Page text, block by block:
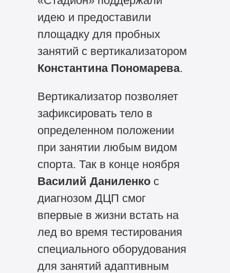
идею и предоставили
площадку для пробных
занятий с вертикализатором
Константина Пономарева.
Вертикализатор позволяет
зафиксировать тело в
определенном положении
при занятии любым видом
спорта. Так в конце ноября
Василий Даниленкос
диагнозом ДЦП смог
впервые в жизни встать на
лед во время тестирования
специального оборудования
для занятий адаптивным